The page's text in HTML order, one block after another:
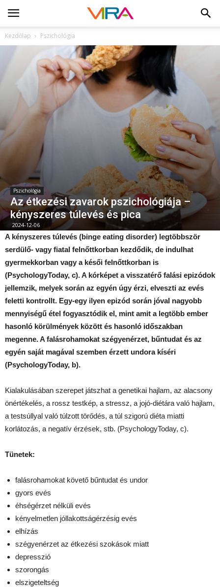
Kezdőlap Pszichológia
Pszichológia
Az étkezési zavarok pszichológiája –
kényszeres túlevés és pica
2024-12-06
A kényszeres túlevés (binge eating disorder) legtöbbször
serdülő- vagy fiatal felnőttkorban kezdődik, de indulhat
gyermekkorban vagy a késői felnőttkorban is
(PsychologyToday, c). A kórképet a visszatérő falási epizódok
jellemzik, melyek során az egyén úgy érzi, elveszti az evés
feletti kontrollt. Egy-egy ilyen epizód során jóval nagyobb
mennyiségű étel fogyasztódik el, mint amit a legtöbb ember
hasonló körülmények között és hasonló időszakban
megenne. A falásrohamokat szégyenérzet, bűntudat és az
egyén saját magával szemben érzett undora kíséri
(PsychologyToday, b).
Kialakulásában szerepet játszhat a genetikai hajlam, az alacsony
önértékelés, a rossz testkép, a stressz, a jojó-diétára való hajlam,
a testsúllyal való túlzott törődés, a túl szigorú diéta miatti
korlátozás, a negatív érzések, stb. (PsychologyToday, c).
Tünetek:
falásrohamokat követő bűntudat és undor
gyors evés
éhségérzet nélküli evés
kényelmetlen jóllakottságérzésig evés
elhízás
szégyenérzet az étkezési szokások miatt
depresszió
szorongás
elszigeteltség